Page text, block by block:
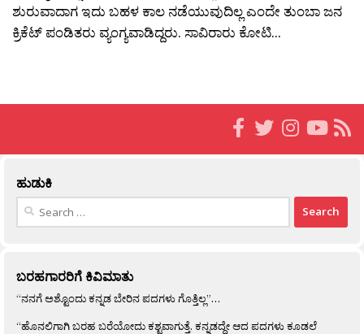
ಶುರುವಾದಾಗ ಇದು ಬಹಳ ಕಾಲ ನಡೆಯುವುದಿಲ್ಲ ಎಂದೇ ತುಂಬಾ ಜನ
ಕ್ರಿಕೆಟ್ ಪಂಡಿತರು ವ್ಯಂಗ್ಯವಾಡಿದ್ದರು. ಸಾವಿರಾರು ಕೋಟಿ...
ಹುಡುಕಿ
Search
ಬರಹಗಾರರಿಗೆ ಕಿವಿಮಾತು
“ನನಗೆ ಅಶ್ಟೊಂದು ಕನ್ನಡ ಬೇರಿನ ಪದಗಳು ಗೊತ್ತಿಲ್ಲ”…
“ಹೊನಲಿಗಾಗಿ ಬರಹ ಬರೆಯೋದು ಕಶ್ಟವಾಗುತ್ತೆ. ಕನ್ನಡದ್ದೇ ಆದ ಪದಗಳು ಕೂಡಲೆ